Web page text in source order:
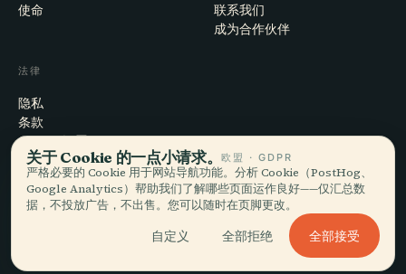
使命
联系我们
成为合作伙伴
法律
隐私
条款
Cookie 设置
注销账户
© 2026 Audiala · 制作于瑞士莫尔日，也在路上、在云端
EN · FR · DE · ES · IT · PT · JA · ZH · HI · RU · CS · AR
关于 Cookie 的一点小请求。欧盟 · GDPR
严格必要的 Cookie 用于网站导航功能。分析 Cookie（PostHog、
Google Analytics）帮助我们了解哪些页面运作良好——仅汇总数
据，不投放广告，不出售。您可以随时在页脚更改。
自定义 全部拒绝 全部接受